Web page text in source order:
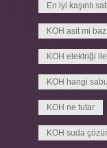
En iyi kaşıntı
KOH asit mi baz
KOH elektriği
KOH hangi
KOH ne tutar
KOH suda